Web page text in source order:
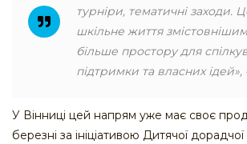
турніри, тематичні заходи.
шкільне життя
більше простору для
підтримки та власних ідей»,
У Вінниці цей напрям уже має своє
березні за ініціативою Дитячої